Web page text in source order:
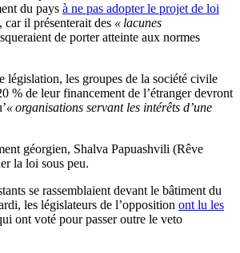
du pays à ne pas adopter le projet de loi
car il présenterait des « lacunes
de porter atteinte aux normes
législation, les groupes de la société civile
% de leur financement de l’étranger devront
« organisations servant les intérêts d’une
géorgien, Shalva Papuashvili (Rêve
la loi sous peu.
se rassemblaient devant le bâtiment du
les législateurs de l’opposition ont lu les
ont voté pour passer outre le veto